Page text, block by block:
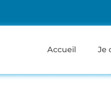
Accueil Je